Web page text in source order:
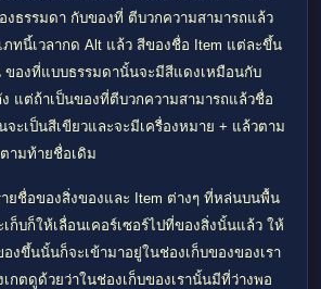
งธรรมดา กับของที่ ตีบวกความสามารถแล้ว
ภทนี้เวลากด Alt แล้ว สีของชื่อ Item แต่ละขึ้น
ของที่แบบธรรมดานั้นจะมีสีแดงเหมือนกับ
แต่ถ้าเป็นของที่ตีบวกความสามารถแล้วชื่อ
จะเป็นสีเขียวและจะมีเครื่องหมาย + แล้วตาม
ามท้ายชื่อเดิม
ายชื่อของสิ่งของและ
Item ต่างๆ ที่หล่นบนพื้น
เก็บก็ให้เลื่อนเคอร์เซอร์ไปที่ของสิ่งนั้นแล้ว ให้
ขึ้นนั้นก็จะเข้ามาอยู่ในช่องเก็บของของเรา
กตดูด้วยว่าในช่องเก็บของเรานั้นมีที่ว่างพอ